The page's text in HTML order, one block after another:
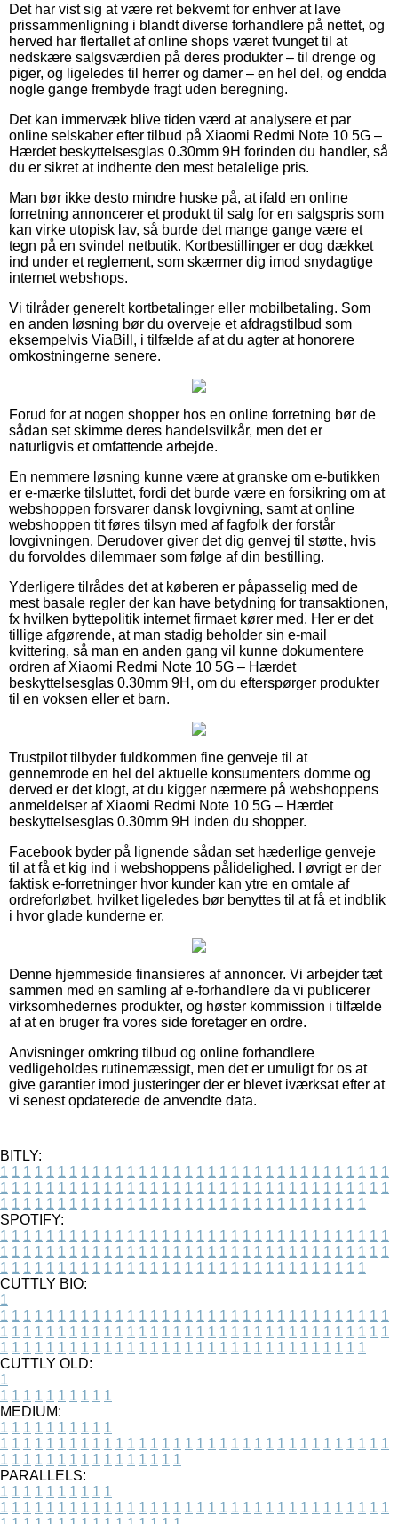
Det har vist sig at være ret bekvemt for enhver at lave
prissammenligning i blandt diverse forhandlere på nettet, og
herved har flertallet af online shops været tvunget til at
nedskære salgsværdien på deres produkter – til drenge og
piger, og ligeledes til herrer og damer – en hel del, og endda
nogle gange frembyde fragt uden beregning.
Det kan immervæk blive tiden værd at analysere et par
online selskaber efter tilbud på Xiaomi Redmi Note 10 5G –
Hærdet beskyttelsesglas 0.30mm 9H forinden du handler, så
du er sikret at indhente den mest betalelige pris.
Man bør ikke desto mindre huske på, at ifald en online
forretning annoncerer et produkt til salg for en salgspris som
kan virke utopisk lav, så burde det mange gange være et
tegn på en svindel netbutik. Kortbestillinger er dog dækket
ind under et reglement, som skærmer dig imod snydagtige
internet webshops.
Vi tilråder generelt kortbetalinger eller mobilbetaling. Som
en anden løsning bør du overveje et afdragstilbud som
eksempelvis ViaBill, i tilfælde af at du agter at honorere
omkostningerne senere.
Forud for at nogen shopper hos en online forretning bør de
sådan set skimme deres handelsvilkår, men det er
naturligvis et omfattende arbejde.
En nemmere løsning kunne være at granske om e-butikken
er e-mærke tilsluttet, fordi det burde være en forsikring om at
webshoppen forsvarer dansk lovgivning, samt at online
webshoppen tit føres tilsyn med af fagfolk der forstår
lovgivningen. Derudover giver det dig genvej til støtte, hvis
du forvoldes dilemmaer som følge af din bestilling.
Yderligere tilrådes det at køberen er påpasselig med de
mest basale regler der kan have betydning for transaktionen,
fx hvilken byttepolitik internet firmaet kører med. Her er det
tillige afgørende, at man stadig beholder sin e-mail
kvittering, så man en anden gang vil kunne dokumentere
ordren af Xiaomi Redmi Note 10 5G – Hærdet
beskyttelsesglas 0.30mm 9H, om du efterspørger produkter
til en voksen eller et barn.
Trustpilot tilbyder fuldkommen fine genveje til at
gennemrode en hel del aktuelle konsumenters domme og
derved er det klogt, at du kigger nærmere på webshoppens
anmeldelser af Xiaomi Redmi Note 10 5G – Hærdet
beskyttelsesglas 0.30mm 9H inden du shopper.
Facebook byder på lignende sådan set hæderlige genveje
til at få et kig ind i webshoppens pålidelighed. I øvrigt er der
faktisk e-forretninger hvor kunder kan ytre en omtale af
ordreforløbet, hvilket ligeledes bør benyttes til at få et indblik
i hvor glade kunderne er.
Denne hjemmeside finansieres af annoncer. Vi arbejder tæt
sammen med en samling af e-forhandlere da vi publicerer
virksomhedernes produkter, og høster kommission i tilfælde
af at en bruger fra vores side foretager en ordre.
Anvisninger omkring tilbud og online forhandlere
vedligeholdes rutinemæssigt, men det er umuligt for os at
give garantier imod justeringer der er blevet iværksat efter at
vi senest opdaterede de anvendte data.
BITLY:
1 1 1 1 1 1 1 1 1 1 1 1 1 1 1 1 1 1 1 1 1 1 1 1 1 1 1 1 1 1 1 1 1 1
1 1 1 1 1 1 1 1 1 1 1 1 1 1 1 1 1 1 1 1 1 1 1 1 1 1 1 1 1 1 1 1 1 1
1 1 1 1 1 1 1 1 1 1 1 1 1 1 1 1 1 1 1 1 1 1 1 1 1 1 1 1 1 1 1 1
SPOTIFY:
1 1 1 1 1 1 1 1 1 1 1 1 1 1 1 1 1 1 1 1 1 1 1 1 1 1 1 1 1 1 1 1 1 1
1 1 1 1 1 1 1 1 1 1 1 1 1 1 1 1 1 1 1 1 1 1 1 1 1 1 1 1 1 1 1 1 1 1
1 1 1 1 1 1 1 1 1 1 1 1 1 1 1 1 1 1 1 1 1 1 1 1 1 1 1 1 1 1 1 1
CUTTLY BIO:
1
1 1 1 1 1 1 1 1 1 1 1 1 1 1 1 1 1 1 1 1 1 1 1 1 1 1 1 1 1 1 1 1 1 1
1 1 1 1 1 1 1 1 1 1 1 1 1 1 1 1 1 1 1 1 1 1 1 1 1 1 1 1 1 1 1 1 1 1
1 1 1 1 1 1 1 1 1 1 1 1 1 1 1 1 1 1 1 1 1 1 1 1 1 1 1 1 1 1 1 1
CUTTLY OLD:
1
1 1 1 1 1 1 1 1 1 1
MEDIUM:
1 1 1 1 1 1 1 1 1 1
1 1 1 1 1 1 1 1 1 1 1 1 1 1 1 1 1 1 1 1 1 1 1 1 1 1 1 1 1 1 1 1 1 1
1 1 1 1 1 1 1 1 1 1 1 1 1 1 1 1
PARALLELS:
1 1 1 1 1 1 1 1 1 1
1 1 1 1 1 1 1 1 1 1 1 1 1 1 1 1 1 1 1 1 1 1 1 1 1 1 1 1 1 1 1 1 1 1